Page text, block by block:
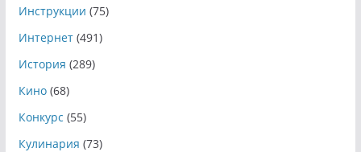
Инструкции (75)
Интернет(491)
История (289)
Кино(68)
Конкурс (55)
Кулинария (73)